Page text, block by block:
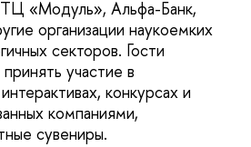
«Модуль», Альфа-Банк,
организации наукоемких
секторов. Гости
участие в
конкурсах и
компаниями,
сувениры.